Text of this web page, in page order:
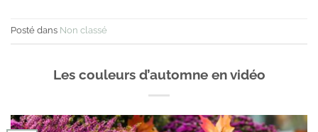
Posté dans Non classé
Les couleurs d’automne en vidéo